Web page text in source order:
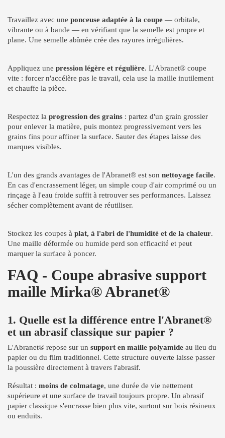
Travaillez avec une ponceuse adaptée à la coupe — orbitale,
vibrante ou à bande — en vérifiant que la semelle est propre et
plane. Une semelle abîmée crée des rayures irrégulières.
Appliquez une pression légère et régulière. L'Abranet® coupe
vite : forcer n'accélère pas le travail, cela use la maille inutilement
et chauffe la pièce.
Respectez la progression des grains : partez d'un grain grossier
pour enlever la matière, puis montez progressivement vers les
grains fins pour affiner la surface. Sauter des étapes laisse des
marques visibles.
L'un des grands avantages de l'Abranet® est son nettoyage facile.
En cas d'encrassement léger, un simple coup d'air comprimé ou un
rinçage à l'eau froide suffit à retrouver ses performances. Laissez
sécher complètement avant de réutiliser.
Stockez les coupes à plat, à l'abri de l'humidité et de la chaleur.
Une maille déformée ou humide perd son efficacité et peut
marquer la surface à poncer.
FAQ - Coupe abrasive support
maille Mirka® Abranet®
1. Quelle est la différence entre l'Abranet®
et un abrasif classique sur papier ?
L'Abranet® repose sur un support en maille polyamide au lieu du
papier ou du film traditionnel. Cette structure ouverte laisse passer
la poussière directement à travers l'abrasif.
Résultat : moins de colmatage, une durée de vie nettement
supérieure et une surface de travail toujours propre. Un abrasif
papier classique s'encrasse bien plus vite, surtout sur bois résineux
ou enduits.